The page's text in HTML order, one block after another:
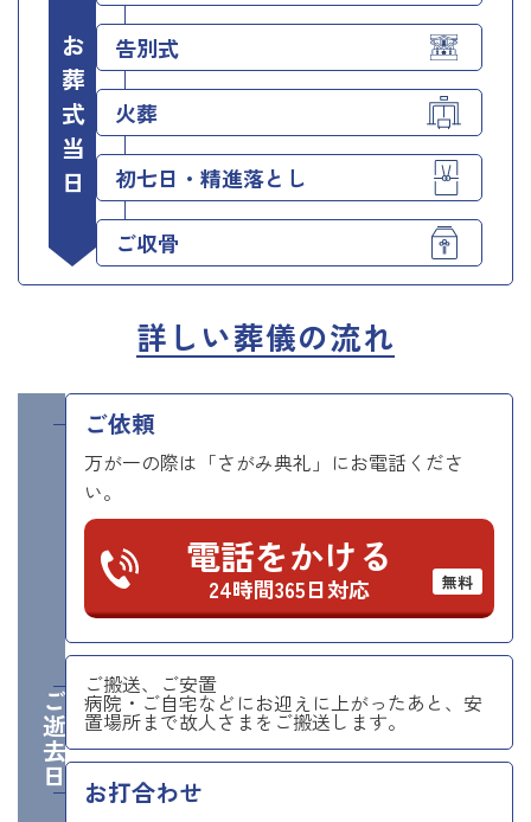
お葬式当日 告別式
火葬
初七日・精進落とし
ご収骨
詳しい葬儀の流れ
ご逝去日
ご依頼
万が一の際は「さがみ典礼」にお電話くださ
い。
電話をかける
24時間365日対応 無料
ご搬送、ご安置
病院・ご自宅などにお迎えに上がったあと、安
置場所まで故人さまをご搬送します。
お打合わせ